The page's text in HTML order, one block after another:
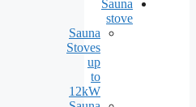
Sauna
stove
Sauna
Stoves
up
to
12kW